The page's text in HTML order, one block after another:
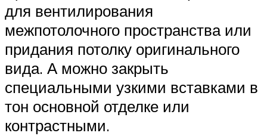
для вентилирования
межпотолочного пространства или
придания потолку оригинального
вида. А можно закрыть
специальными узкими вставками в
тон основной отделке или
контрастными.